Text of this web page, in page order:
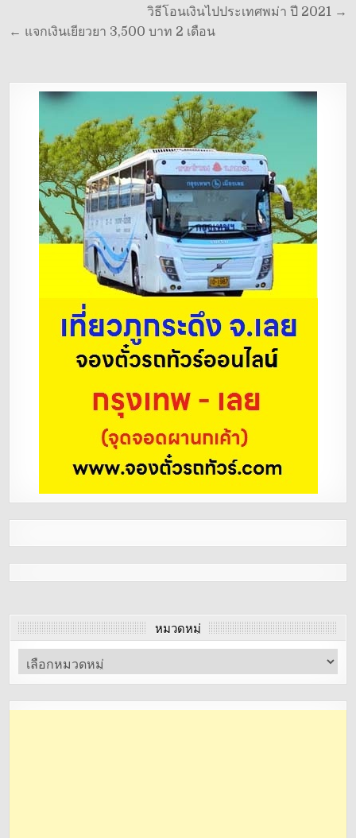
เรื่อง
วิธีโอนเงินไปประเทศพม่า ปี 2021 →
← แจกเงินเยียวยา 3,500 บาท 2 เดือน
หมวดหมู่
หมวด
หมู่